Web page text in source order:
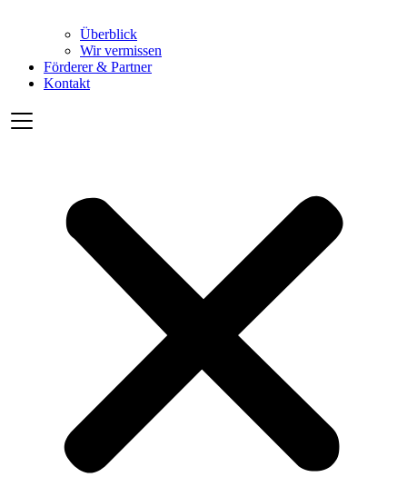
Überblick
Wir vermissen
Förderer & Partner
Kontakt